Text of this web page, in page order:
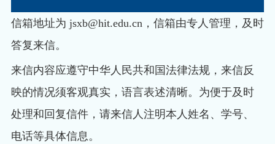
信箱地址为 jsxb@hit.edu.cn，信箱由专人管理，及时
答复来信。
来信内容应遵守中华人民共和国法律法规，来信反
映的情况须客观真实，语言表述清晰。为便于及时
处理和回复信件，请来信人注明本人姓名、学号、
电话等具体信息。